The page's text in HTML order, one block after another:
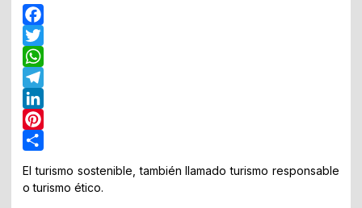
Facebook
Twitter
WhatsApp
Telegram
LinkedIn
Pinterest
El turismo sostenible, también llamado turismo responsable
o turismo ético.